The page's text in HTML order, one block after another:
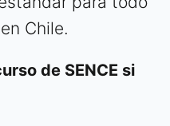
Chile.
de SENCE si